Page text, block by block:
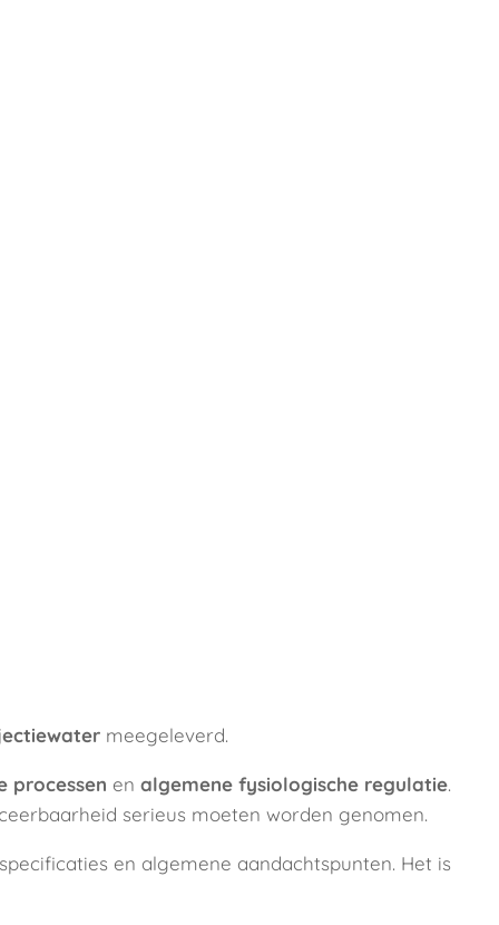
meegeleverd.
processen en algemene fysiologische regulatie.
serieus moeten worden genomen.
en algemene aandachtspunten. Het is